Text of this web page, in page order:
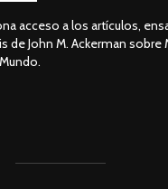
acceso a los artículos,
de John M. Ackerman sobre